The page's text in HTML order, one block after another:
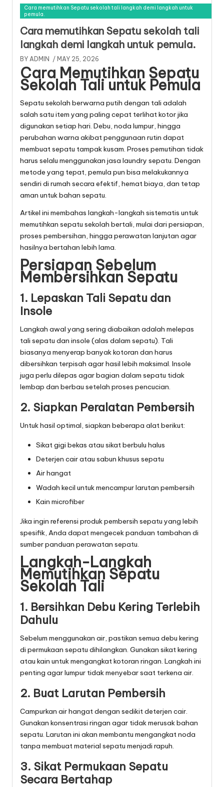
Cara memutihkan Sepatu sekolah tali langkah demi langkah untuk
pemula.
Cara memutihkan Sepatu sekolah tali
langkah demi langkah untuk pemula.
BY ADMIN / MAY 25, 2026
Cara Memutihkan Sepatu
Sekolah Tali untuk Pemula
Sepatu sekolah berwarna putih dengan tali adalah
salah satu item yang paling cepat terlihat kotor jika
digunakan setiap hari. Debu, noda lumpur, hingga
perubahan warna akibat penggunaan rutin dapat
membuat sepatu tampak kusam. Proses pemutihan tidak
harus selalu menggunakan jasa laundry sepatu. Dengan
metode yang tepat, pemula pun bisa melakukannya
sendiri di rumah secara efektif, hemat biaya, dan tetap
aman untuk bahan sepatu.
Artikel ini membahas langkah-langkah sistematis untuk
memutihkan sepatu sekolah bertali, mulai dari persiapan,
proses pembersihan, hingga perawatan lanjutan agar
hasilnya bertahan lebih lama.
Persiapan Sebelum
Membersihkan Sepatu
1. Lepaskan Tali Sepatu dan
Insole
Langkah awal yang sering diabaikan adalah melepas
tali sepatu dan insole (alas dalam sepatu). Tali
biasanya menyerap banyak kotoran dan harus
dibersihkan terpisah agar hasil lebih maksimal. Insole
juga perlu dilepas agar bagian dalam sepatu tidak
lembap dan berbau setelah proses pencucian.
2. Siapkan Peralatan Pembersih
Untuk hasil optimal, siapkan beberapa alat berikut:
Sikat gigi bekas atau sikat berbulu halus
Deterjen cair atau sabun khusus sepatu
Air hangat
Wadah kecil untuk mencampur larutan pembersih
Kain microfiber
Jika ingin referensi produk pembersih sepatu yang lebih
spesifik, Anda dapat mengecek panduan tambahan di
sumber panduan perawatan sepatu.
Langkah-Langkah
Memutihkan Sepatu
Sekolah Tali
1. Bersihkan Debu Kering Terlebih
Dahulu
Sebelum menggunakan air, pastikan semua debu kering
di permukaan sepatu dihilangkan. Gunakan sikat kering
atau kain untuk mengangkat kotoran ringan. Langkah ini
penting agar lumpur tidak menyebar saat terkena air.
2. Buat Larutan Pembersih
Campurkan air hangat dengan sedikit deterjen cair.
Gunakan konsentrasi ringan agar tidak merusak bahan
sepatu. Larutan ini akan membantu mengangkat noda
tanpa membuat material sepatu menjadi rapuh.
3. Sikat Permukaan Sepatu
Secara Bertahap